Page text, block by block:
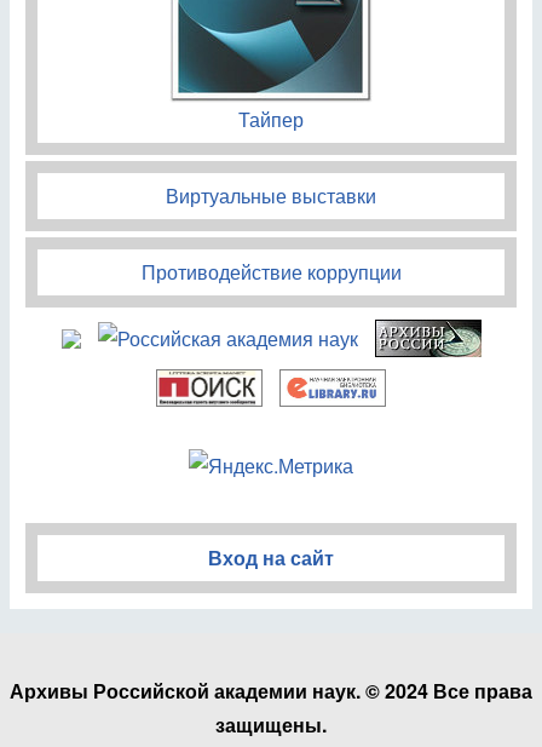
Тайпер
Виртуальные выставки
Противодействие коррупции
Вход на сайт
Архивы Российской академии наук. © 2024 Все права
защищены.